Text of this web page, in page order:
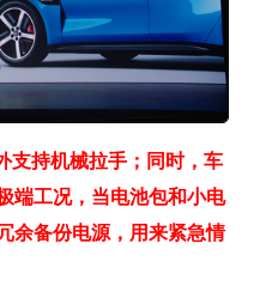
支持机械拉手；同时，车
端工况，当电池包和小电
余备份电源，用来紧急情